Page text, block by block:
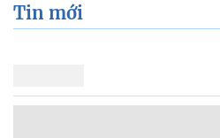
Tin mới